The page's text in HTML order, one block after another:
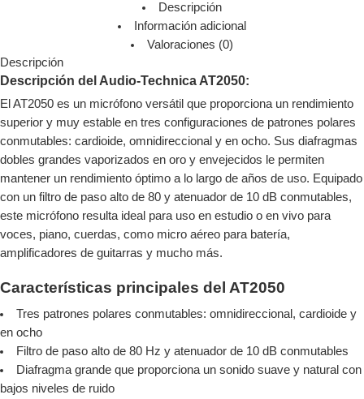
Descripción
Información adicional
Valoraciones (0)
Descripción
Descripción del Audio-Technica AT2050:
El AT2050 es un micrófono versátil que proporciona un rendimiento
superior y muy estable en tres configuraciones de patrones polares
conmutables: cardioide, omnidireccional y en ocho. Sus diafragmas
dobles grandes vaporizados en oro y envejecidos le permiten
mantener un rendimiento óptimo a lo largo de años de uso. Equipado
con un filtro de paso alto de 80 y atenuador de 10 dB conmutables,
este micrófono resulta ideal para uso en estudio o en vivo para
voces, piano, cuerdas, como micro aéreo para batería,
amplificadores de guitarras y mucho más.
Características principales del AT2050
Tres patrones polares conmutables: omnidireccional, cardioide y
en ocho
Filtro de paso alto de 80 Hz y atenuador de 10 dB conmutables
Diafragma grande que proporciona un sonido suave y natural con
bajos niveles de ruido